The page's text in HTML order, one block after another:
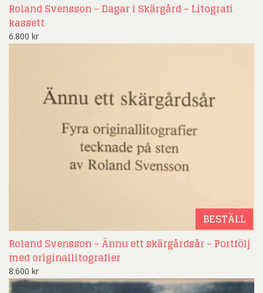
Roland Svensson – Dagar i Skärgård – Litografi
kassett
6.800 kr
BESTÄLL
Roland Svensson – Ännu ett skärgårdsår – Portfölj
med originallitografier
8.600 kr